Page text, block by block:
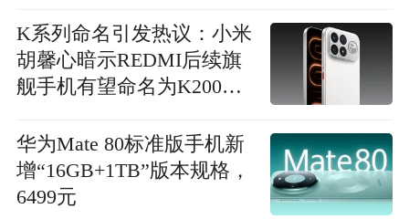
K系列命名引发热议：小米
胡馨心暗示REDMI后续旗
舰手机有望命名为K200系
华为Mate 80标准版手机新
增“16GB+1TB”版本规格，
6499元